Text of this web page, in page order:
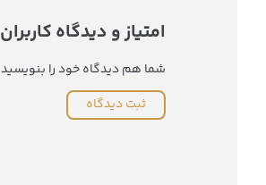
امتیاز و دیدگاه کاربران
شما هم دیدگاه خود را بنویسید
ثبت دیدگاه